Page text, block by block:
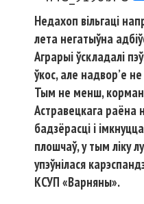
Недахоп вільгаці
лета негатыўна
Аграрыі ўскладалі
ўкос, але надвор’е
Тым не менш,
Астравецкага раёна
бадзёрасці і
плошчаў, у тым ліку
упэўнілася
КСУП «Варняны».